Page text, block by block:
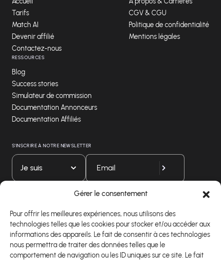
Gérer le consentement
Pour offrir les meilleures expériences, nous utilisons des
technologies telles que les cookies pour stocker et/ou accéder aux
informations des appareils. Le fait de consentir à ces technologies
nous permettra de traiter des données telles que le
comportement de navigation ou les ID uniques sur ce site. Le fait
Tarifs
Match AI
Devenir affilié
Contactez-nous
CGV & CGU
Politique de confidentialité
Mentions légales
RESSOURCES
Blog
Success stories
Simulateur de commission
Documentation Annonceurs
Documentation Affiliés
S'INSCRIRE À NOTRE NEWSLETTER
Je suis
Téléchargez notre application